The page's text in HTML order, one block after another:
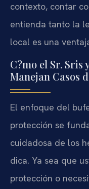
contexto, contar
entienda tanto la
local es una
C?mo el Sr. Sris
Manejan Casos
El enfoque del
protección se
cuidadosa de los
dica. Ya sea que
protección o